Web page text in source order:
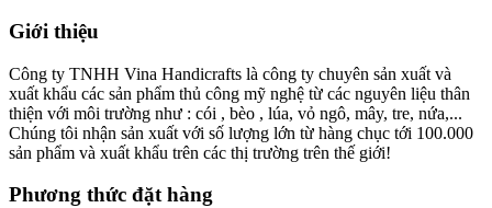
Giới thiệu
Công ty TNHH Vina Handicrafts là công ty chuyên sản xuất và
xuất khẩu các sản phẩm thủ công mỹ nghệ từ các nguyên liệu thân
thiện với môi trường như : cói , bèo , lúa, vỏ ngô, mây, tre, nứa,...
Chúng tôi nhận sản xuất với số lượng lớn từ hàng chục tới 100.000
sản phẩm và xuất khẩu trên các thị trường trên thế giới!
Phương thức đặt hàng